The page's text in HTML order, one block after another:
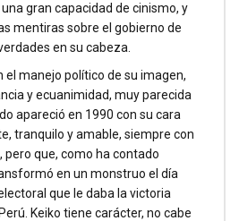
gran capacidad de cinismo, y
mentiras sobre el gobierno de
en su cabeza.
el manejo político de su imagen,
y ecuanimidad, muy parecida
apareció en 1990 con su cara
tranquilo y amable, siempre con
pero que, como ha contado
en un monstruo el día
que le daba la victoria
Keiko tiene carácter, no cabe